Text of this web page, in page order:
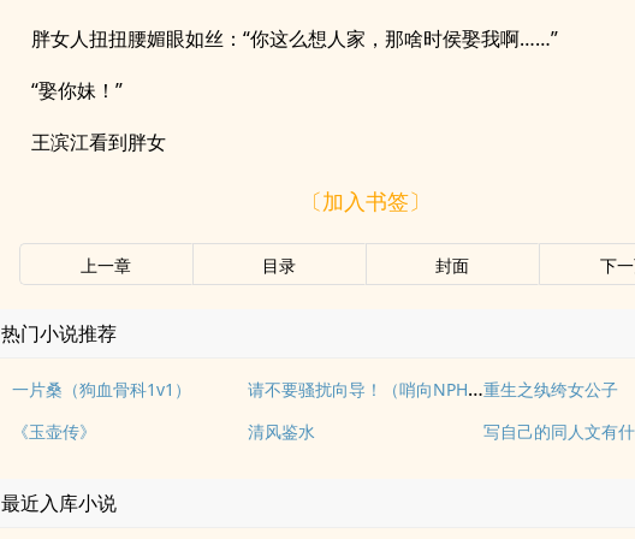
胖女人扭扭腰媚眼如丝：“你这么想人家，那啥时侯娶我啊……”
“娶你妹！”
王滨江看到胖女
〔加入书签〕
上一章 目录 封面 下
热门小说推荐
一片桑（狗血骨科1v1） 请不要骚扰向导！（哨向NPH）重生之纨绔女公子
《玉壶传》
清风鉴水 写自己的同人文有
最近入库小说